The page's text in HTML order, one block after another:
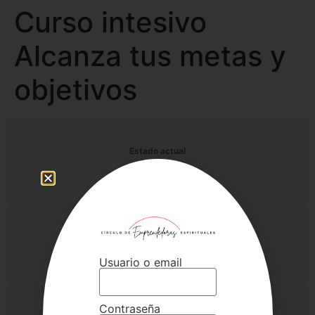
Curso intesivo
Alcanza tus metas y
objetivos
Estado actual
Precio
197€
Primeros pasos
Usuario o email
Contraseña